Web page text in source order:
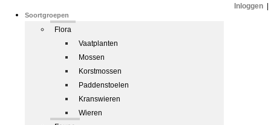
Soortgroepen
Flora
Vaatplanten
Mossen
Korstmossen
Paddenstoelen
Kranswieren
Wieren
Inloggen